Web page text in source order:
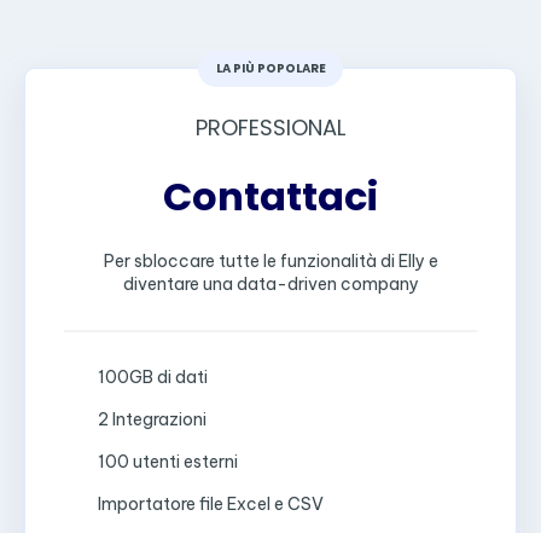
LA PIÙ POPOLARE
PROFESSIONAL
Contattaci
Per sbloccare tutte le funzionalità di Elly e
diventare una data-driven company
100GB di dati
2 Integrazioni
100 utenti esterni
Importatore file Excel e CSV